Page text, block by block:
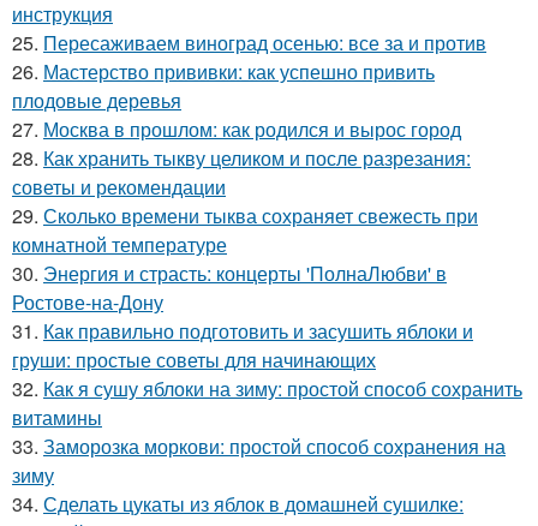
инструкция
25. Пересаживаем виноград осенью: все за и против
26. Мастерство прививки: как успешно привить
плодовые деревья
27. Москва в прошлом: как родился и вырос город
28. Как хранить тыкву целиком и после разрезания:
советы и рекомендации
29. Сколько времени тыква сохраняет свежесть при
комнатной температуре
30. Энергия и страсть: концерты 'ПолнаЛюбви' в
Ростове-на-Дону
31. Как правильно подготовить и засушить яблоки и
груши: простые советы для начинающих
32. Как я сушу яблоки на зиму: простой способ сохранить
витамины
33. Заморозка моркови: простой способ сохранения на
зиму
34. Сделать цукаты из яблок в домашней сушилке: